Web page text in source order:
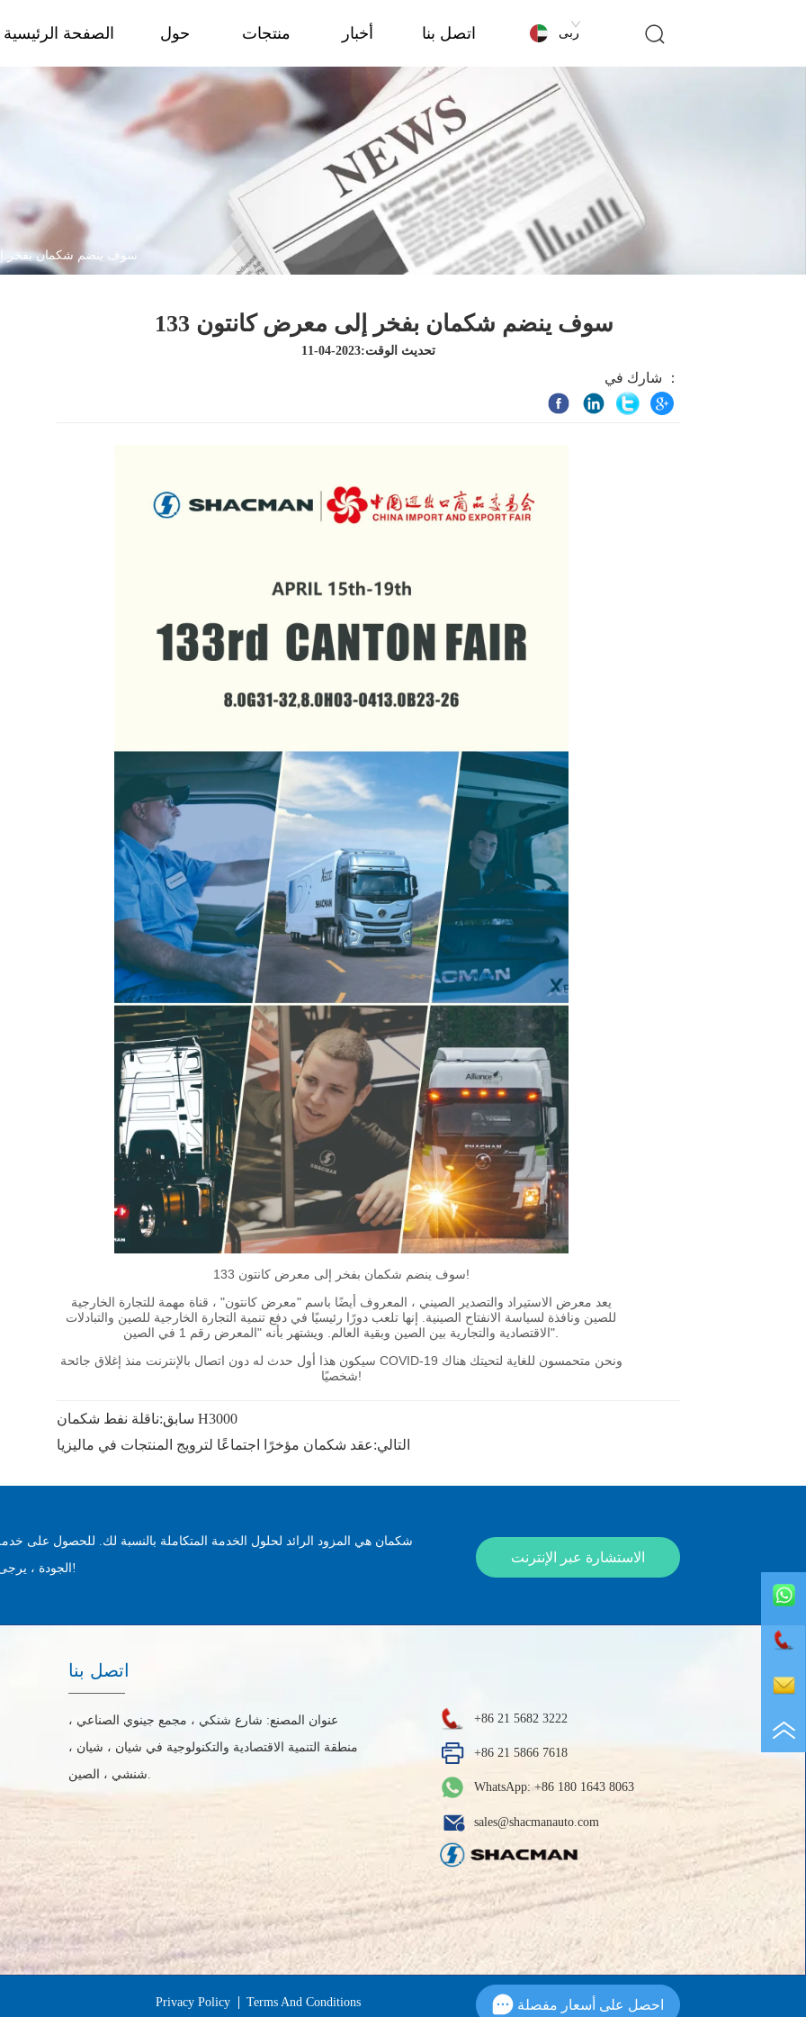
الصفحة الرئيسية حول منتجات أخبار اتصل بنا عربى
سوف ينضم شكمان بفخر
سوف ينضم شكمان بفخر إلى معرض كانتون 133
تحديث الوقت:2023-04-11
شارك في ：
سابق: ناقلة نفط شكمان H3000
التالي:عقد شكمان مؤخرًا اجتماعًا لترويج المنتجات في ماليزيا
شكمان هي المزود الرائد لحلول الخدمة المتكاملة بالنسبة لك. للحصول على
الجودة ، يرجى الاتصال بنا على الفور!
الاستشارة عبر الإنترنت
اتصل بنا
عنوان المصنع: شارع شنكي ، مجمع جينوي الصناعي ،
منطقة التنمية الاقتصادية والتكنولوجية في شيان ، شيان ،
+86 21 5682 3222
+86 21 5866 7618
WhatsApp: +86 180 1643 8063
sales@shacmanauto.com
Privacy Policy Terms And Conditions احصل على أسعار مفصلة